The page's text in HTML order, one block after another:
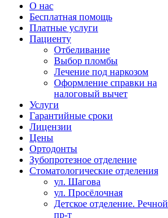
О нас
Бесплатная помощь
Платные услуги
Пациенту
Отбеливание
Выбор пломбы
Лечение под наркозом
Оформление справки на
налоговый вычет
Услуги
Гарантийные сроки
Лицензии
Цены
Ортодонты
Зубопротезное отделение
Стоматологические отделения
ул. Шагова
ул. Просёлочная
Детское отделение. Речной
пр-т